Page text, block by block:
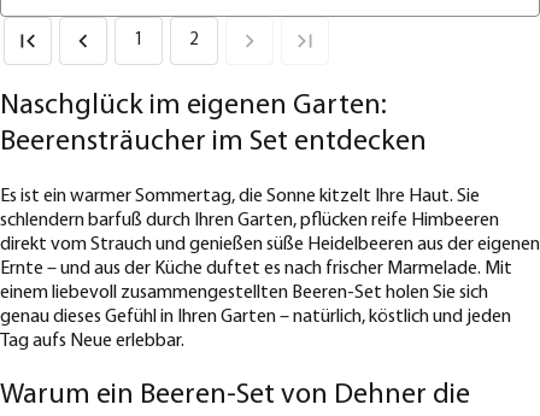
1 2
Naschglück im eigenen Garten:
Beerensträucher im Set entdecken
Es ist ein warmer Sommertag, die Sonne kitzelt Ihre Haut. Sie
schlendern barfuß durch Ihren Garten, pflücken reife Himbeeren
direkt vom Strauch und genießen süße Heidelbeeren aus der eigenen
Ernte – und aus der Küche duftet es nach frischer Marmelade. Mit
einem liebevoll zusammengestellten Beeren-Set holen Sie sich
genau dieses Gefühl in Ihren Garten – natürlich, köstlich und jeden
Tag aufs Neue erlebbar.
Warum ein Beeren-Set von Dehner die